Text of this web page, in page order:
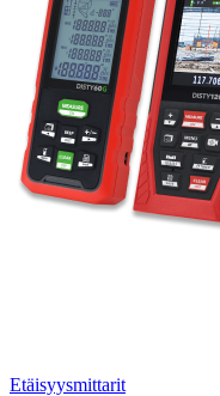
Etäisyysmittarit